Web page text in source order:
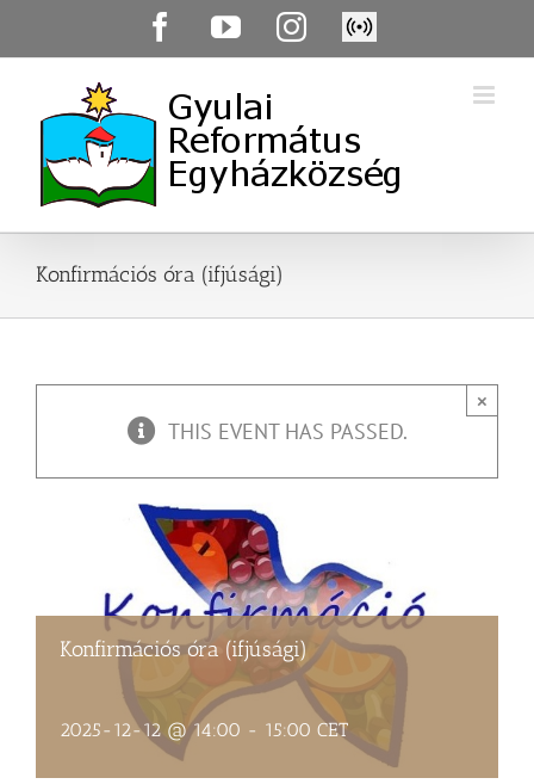
FacebookYouTubeInstagram
Élő
közvetítés
Konfirmációs óra (ifjúsági)
×
THIS EVENT HAS PASSED.
Konfirmációs óra (ifjúsági)
2025-12-12 @ 14:00 - 15:00 CET